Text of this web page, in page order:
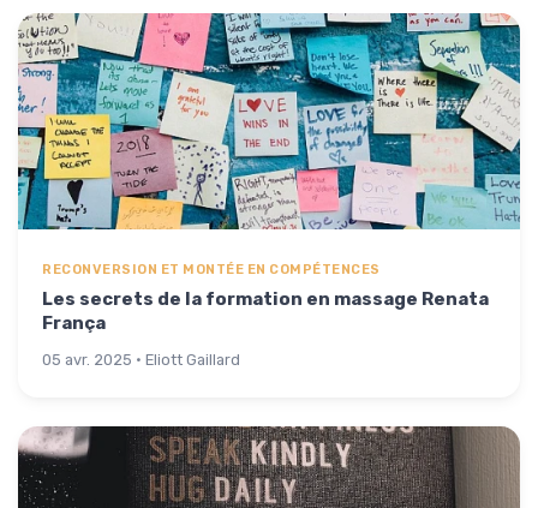
RECONVERSION ET MONTÉE EN COMPÉTENCES
Les secrets de la formation en massage Renata
França
05 avr. 2025 · Eliott Gaillard